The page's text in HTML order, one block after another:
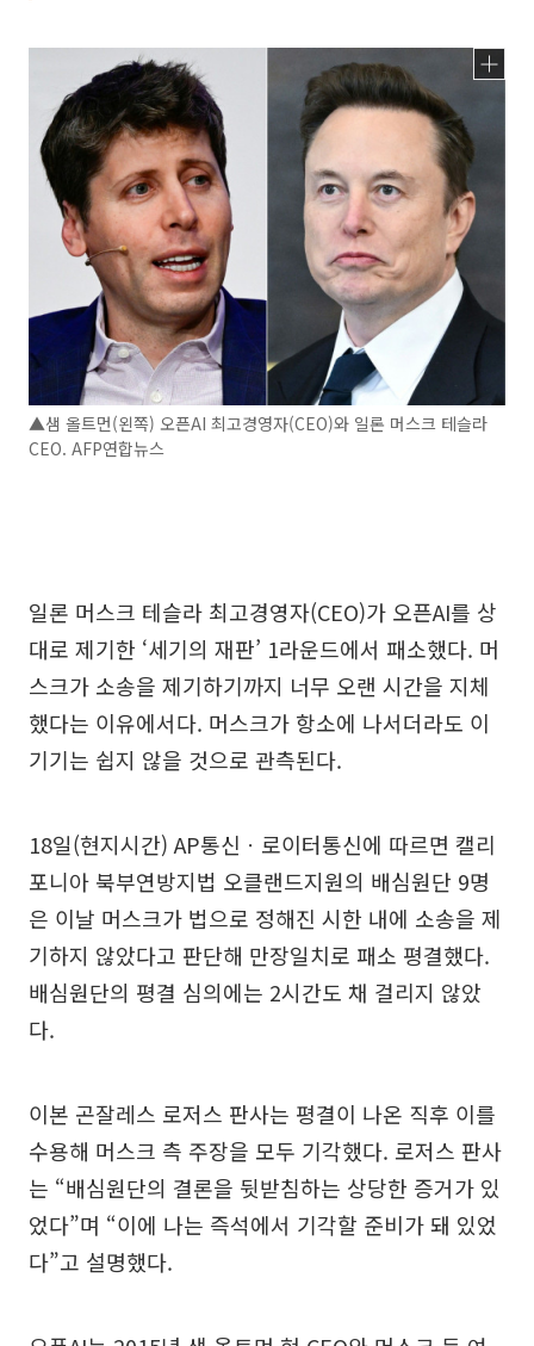
▲샘 올트먼(왼쪽) 오픈AI 최고경영자(CEO)와 일론 머스크 테슬라
CEO. AFP연합뉴스
일론 머스크 테슬라 최고경영자(CEO)가 오픈AI를 상
대로 제기한 ‘세기의 재판’ 1라운드에서 패소했다. 머
스크가 소송을 제기하기까지 너무 오랜 시간을 지체
했다는 이유에서다. 머스크가 항소에 나서더라도 이
기기는 쉽지 않을 것으로 관측된다.
18일(현지시간) AP통신ㆍ로이터통신에 따르면 캘리
포니아 북부연방지법 오클랜드지원의 배심원단 9명
은 이날 머스크가 법으로 정해진 시한 내에 소송을 제
기하지 않았다고 판단해 만장일치로 패소 평결했다.
배심원단의 평결 심의에는 2시간도 채 걸리지 않았
다.
이본 곤잘레스 로저스 판사는 평결이 나온 직후 이를
수용해 머스크 측 주장을 모두 기각했다. 로저스 판사
는 “배심원단의 결론을 뒷받침하는 상당한 증거가 있
었다”며 “이에 나는 즉석에서 기각할 준비가 돼 있었
다”고 설명했다.